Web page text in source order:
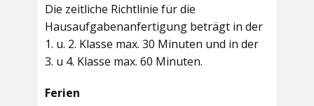
Die zeitliche Richtlinie für die
Hausaufgabenanfertigung beträgt in der
1. u. 2. Klasse max. 30 Minuten und in der
3. u 4. Klasse max. 60 Minuten.
Ferien